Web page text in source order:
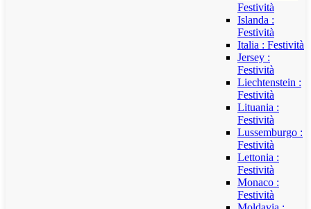
Festività
Islanda :
Festività
Italia : Festività
Jersey :
Festività
Liechtenstein :
Festività
Lituania :
Festività
Lussemburgo :
Festività
Lettonia :
Festività
Monaco :
Festività